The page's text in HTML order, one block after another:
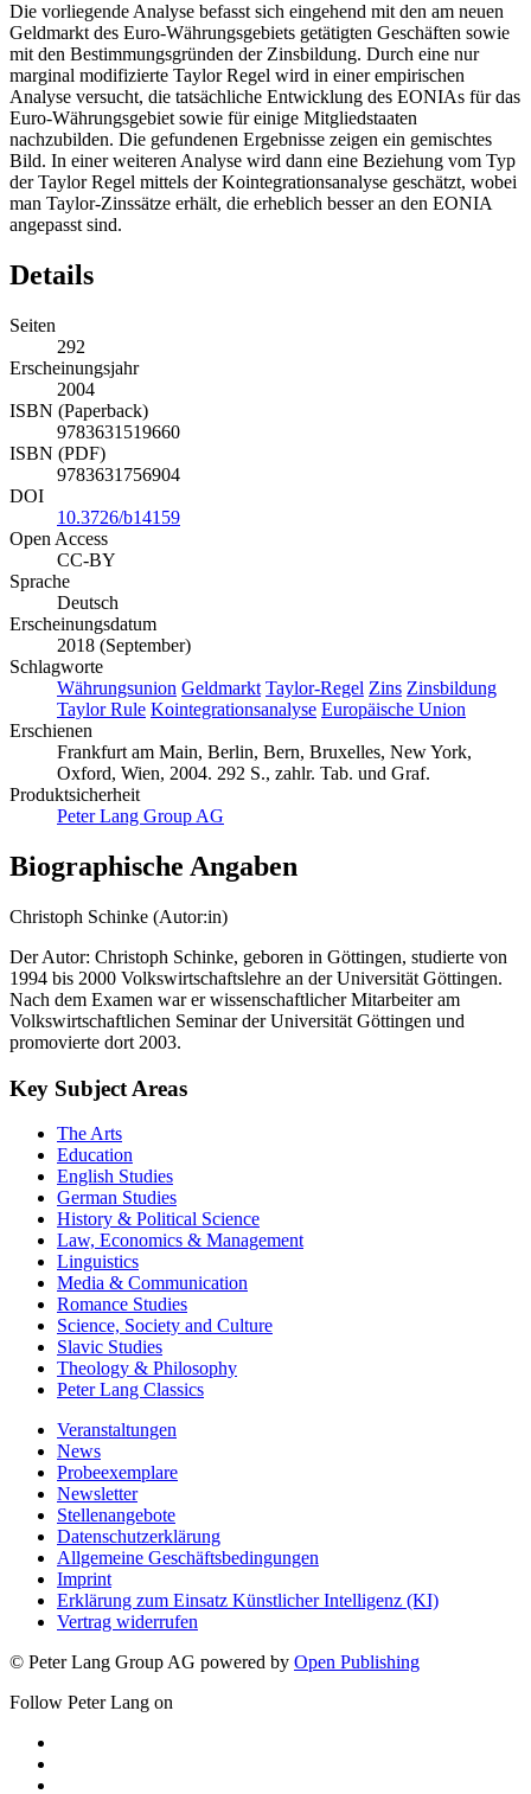
Die vorliegende Analyse befasst sich eingehend mit den am neuen
Geldmarkt des Euro-Währungsgebiets getätigten Geschäften sowie
mit den Bestimmungsgründen der Zinsbildung. Durch eine nur
marginal modifizierte Taylor Regel wird in einer empirischen
Analyse versucht, die tatsächliche Entwicklung des EONIAs für das
Euro-Währungsgebiet sowie für einige Mitgliedstaaten
nachzubilden. Die gefundenen Ergebnisse zeigen ein gemischtes
Bild. In einer weiteren Analyse wird dann eine Beziehung vom Typ
der Taylor Regel mittels der Kointegrationsanalyse geschätzt, wobei
man Taylor-Zinssätze erhält, die erheblich besser an den EONIA
angepasst sind.
Details
Seiten
292
Erscheinungsjahr
2004
ISBN (Paperback)
9783631519660
ISBN (PDF)
9783631756904
DOI
10.3726/b14159
Open Access
CC-BY
Sprache
Deutsch
Erscheinungsdatum
2018 (September)
Schlagworte
Währungsunion Geldmarkt Taylor-Regel Zins Zinsbildung
Taylor Rule Kointegrationsanalyse Europäische Union
Erschienen
Frankfurt am Main, Berlin, Bern, Bruxelles, New York,
Oxford, Wien, 2004. 292 S., zahlr. Tab. und Graf.
Produktsicherheit
Peter Lang Group AG
Biographische Angaben
Christoph Schinke (Autor:in)
Der Autor: Christoph Schinke, geboren in Göttingen, studierte von
1994 bis 2000 Volkswirtschaftslehre an der Universität Göttingen.
Nach dem Examen war er wissenschaftlicher Mitarbeiter am
Volkswirtschaftlichen Seminar der Universität Göttingen und
promovierte dort 2003.
Key Subject Areas
The Arts
Education
English Studies
German Studies
History & Political Science
Law, Economics & Management
Linguistics
Media & Communication
Romance Studies
Science, Society and Culture
Slavic Studies
Theology & Philosophy
Peter Lang Classics
Veranstaltungen
News
Probeexemplare
Newsletter
Stellenangebote
Datenschutzerklärung
Allgemeine Geschäftsbedingungen
Imprint
Erklärung zum Einsatz Künstlicher Intelligenz (KI)
Vertrag widerrufen
© Peter Lang Group AG powered by Open Publishing
Follow Peter Lang on